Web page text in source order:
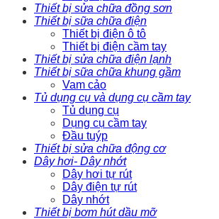
Thiết bị sửa chữa đồng sơn
Thiết bị sữa chữa điện
Thiết bị điện ô tô
Thiết bị điện cầm tay
Thiết bị sửa chữa điện lạnh
Thiết bị sữa chữa khung gầm
Vam cảo
Tủ dụng cụ và dụng cụ cầm tay
Tủ dụng cụ
Dụng cụ cầm tay
Đầu tuýp
Thiết bị sửa chữa động cơ
Dây hơi- Dây nhớt
Dây hơi tự rút
Dây điện tự rút
Dây nhớt
Thiết bị bơm hút dầu mỡ